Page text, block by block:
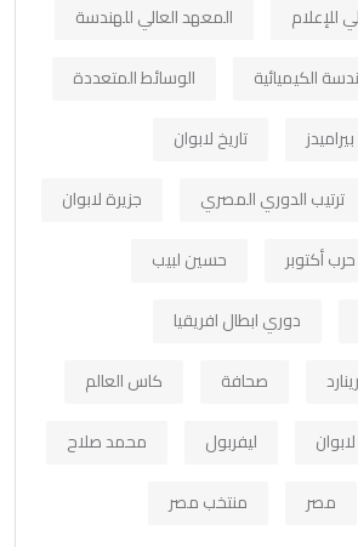
للإعلام
المعهد العالي للهندسة
الكيميائية
الوسائط المتعددة
بيراميدز
تاريخ لابوان
ترتيب الدوري المصري
جزيرة لابوان
حرب أكتوبر
حسين لبيب
دوري ابطال افريقيا
رينارد صحافة
كاس العالم
لابوان ليفربول
محمد صلاح
مصر منتخب مصر